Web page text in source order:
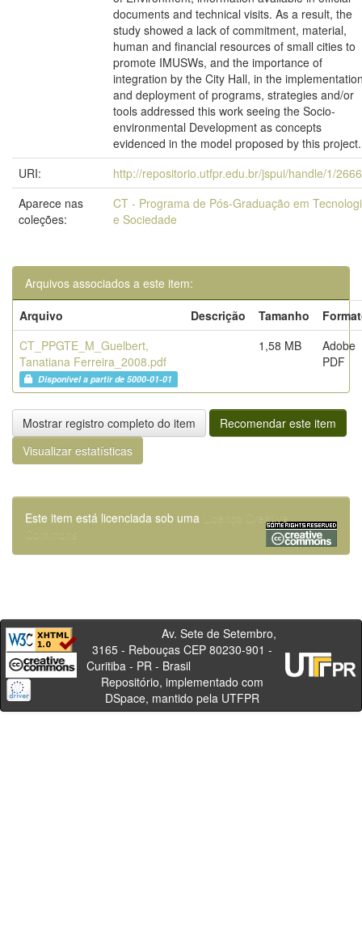
documents and technical visits. As a result, the
study showed a lack of commitment, material,
human and financial resources of small cities to
promote IMUSWs, and the importance of
integration by the City Hall, in the
and deployment of programs, strategies and/or
tools addressed this work seeing the Socio-
environmental Development as concepts
evidenced in the model proposed by this project.
URI:
http://repositorio.utfpr.edu.br/jspui/handle/1/
Aparece nas
coleções:
CT - Programa de Pós-Graduação em
e Sociedade
Arquivos associados a este item:
Arquivo
Descrição Tamanho
CT_PPGTE_M_Guelbert,
Tanatiana Ferreira_2008.pdf
Disponível a partir de 5000-01-01
1,58 MB
Adobe
PDF
Mostrar registro completo do item
Recomendar este item
Visualizar estatísticas
Este item está licenciada sob uma
Licença Creative
Commons
Av. Sete de Setembro,
3165 - Rebouças CEP 80230-901 -
Curitiba - PR - Brasil
Repositório, implementado com
DSpace, mantido pela UTFPR